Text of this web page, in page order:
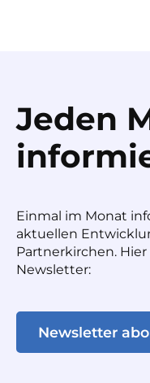
Jeden
Einmal im Monat
aktuellen
Partnerkirchen.
Newsletter:
Newsletter